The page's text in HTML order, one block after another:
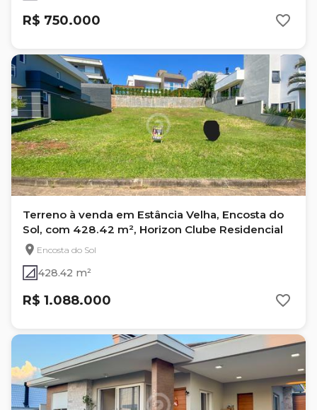
R$ 750.000
Terreno à venda em Estância Velha, Encosta do
Sol, com 428.42 m², Horizon Clube Residencial
Encosta do Sol
428.42 m²
R$ 1.088.000